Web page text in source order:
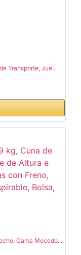
Transporte, Jue...
Cama Mecedo...